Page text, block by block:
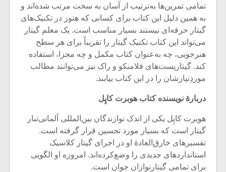
تمامی تمرین‌ها به‌ترتیب از آسان به سخت مرتب ‌شده‌اند و
به همین دلیل این کتاب برای کسانی که هنوز در تکنیک‌های
گیتار حرفه‌ای نیستند بسیار مناسب‌ است. یک معلم گیتار
می‌تواند این کتاب تکنیک گیتار را تقریباً برای هر سطح
هنر‌جویی، چه به‌عنوان کتاب مکمل و چه مجزا، استفاده
کند. گیتاریست‌های فلامنکو و راک نیز می‌توانند مطالب
موردِنیازشان را در این کتاب بیابند.
دربارۀ نویسنده کتاب هوبرت کاپِل
هوبرت کاپِل یکی از اندک نوازندگان بین‌المللی آلمانی‌تبار
گیتار است که بسیار مورد‌ تحسین قرار گرفته‌ است.
تفسیر‌های خارق‌العادۀ او در اجرای گیتار کلاسیک
استاندارد‌های جدیدی را وضع‌‌کرده‌اند. امروزه او الگویی
برای تمامی گیتارنوازان جوان است.
اگر نمی توانی
مشهورترین باشی،
بدنام ترین باش
برگزار
سکانسی
موسیقی